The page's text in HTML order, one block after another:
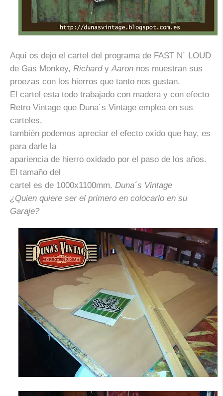
Aquí os dejo el cartel del programa de FAST N´ LOUD
de Gas Monkey, RichardyAaron nos muestran sus
proezas con los hierros que tanto nos gustan.
El cartel esta todo trabajado con madera y con efecto
Retro Vintage que Duna´s Vintage emplea en sus
carteles,
también podemos apreciar el efecto oxido que hay, es
para darle la
apariencia de hierro oxidado por el paso de los años.
El tamaño del
cartel es de 1000x1100mm. Duna´s Vintage
¿Quien quiere ser el primero en colocarlo en su
Garaje?